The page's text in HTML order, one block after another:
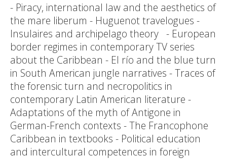
- Piracy, international law and the aesthetics of
the mare liberum - Huguenot travelogues -
Insulaires and archipelago theory - European
border regimes in contemporary TV series
about the Caribbean - El río and the blue turn
in South American jungle narratives - Traces of
the forensic turn and necropolitics in
contemporary Latin American literature -
Adaptations of the myth of Antigone in
German-French contexts - The Francophone
Caribbean in textbooks - Political education
and intercultural competences in foreign